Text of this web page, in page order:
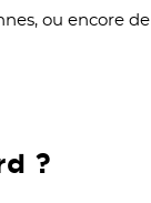
ou encore de
?